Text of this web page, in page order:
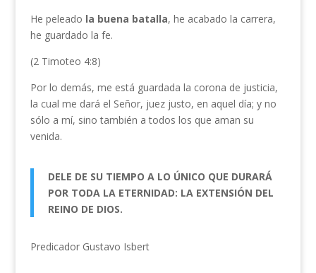
He peleado la buena batalla, he acabado la carrera,
he guardado la fe.
(2 Timoteo 4:8)
Por lo demás, me está guardada la corona de justicia,
la cual me dará el Señor, juez justo, en aquel día; y no
sólo a mí, sino también a todos los que aman su
venida.
DELE DE SU TIEMPO A LO ÚNICO QUE DURARÁ
POR TODA LA ETERNIDAD: LA EXTENSIÓN DEL
REINO DE DIOS.
Predicador Gustavo Isbert